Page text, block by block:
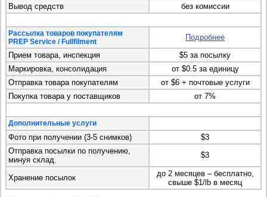
Вывод средств без комиссии
Рассылка товаров покупателям
PREP Service / Fullfilment
Подробнее
Прием товара, инспекция
$5 за посылку
Маркировка, консолидация
от $0.5 за единицу
Отправка товара покупателям
от $6 + почтовые услуги
Покупка товара у поставщиков
от 7%
Дополнительные услуги
Фото при получении (3-5 снимков)
$3
Отправка посылки по получению,
минуя склад.
$3
Хранение посылок
до 2 месяцев – бесплатно,
свыше $1/lb в месяц